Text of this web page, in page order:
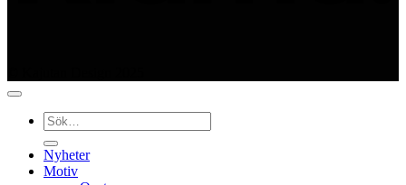
Sök
efter:
Nyheter
Motiv